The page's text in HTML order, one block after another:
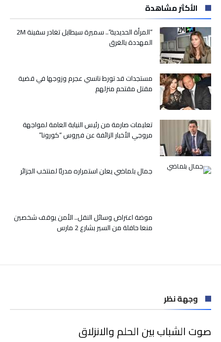
للحفاظ
على
سجله
نادي
“بلباو”
الأكثر مشاهدة
“المرأة الحديدية”.. سميرة سيطايل تغادر سفينة 2M
المهددة بالغرق
مستجدات قد تورط نانسي عجرم وزوجها في قضية
مقتل مقتحم منزلهم
تعليمات صارمة من رئيس النيابة العامة لمواجهة
مروجي الأخبار الزائفة عن فيروس “كورونا”
جمال بلماضي يعلن استمراره مدربًا لمنتخب الجزائر
موضة اعتراض وسائل النقل.. الأمن يوقف شخصين
منعا حافلة من السير بشارع 2 مارس
وجهة نظر
صوت الشباب بين الحلم والانزلاق